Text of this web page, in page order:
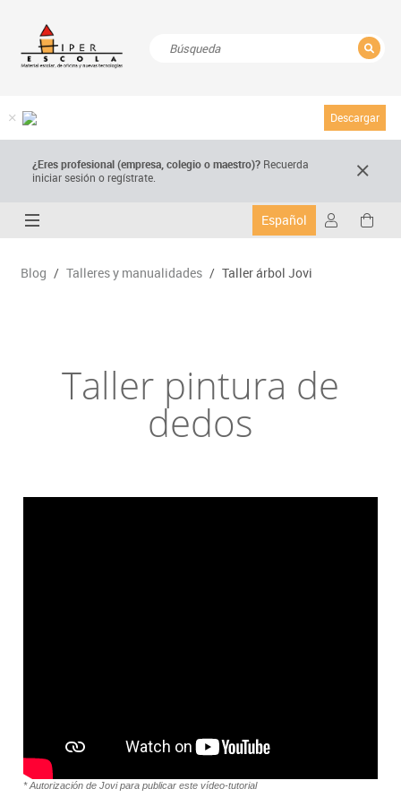
Descargar
¿Eres profesional (empresa, colegio o maestro)? Recuerda
iniciar sesión o regístrate.
Español
Blog / Talleres y manualidades / Taller árbol Jovi
Taller pintura de
dedos
* Autorización de Jovi para publicar este vídeo-tutorial